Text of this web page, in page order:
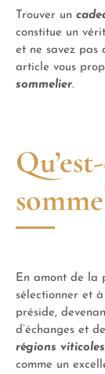
Trouver un
constitue un
et ne savez pas
article vous
sommelier.
En amont de la
sélectionner et
préside,
d’échanges et
régions viticoles
comme un